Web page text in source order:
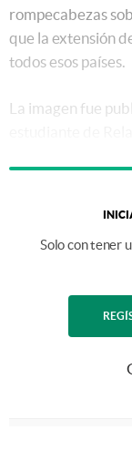
rompecabezas
que la extensión
todos esos países.
La imagen fue
Solo con tener